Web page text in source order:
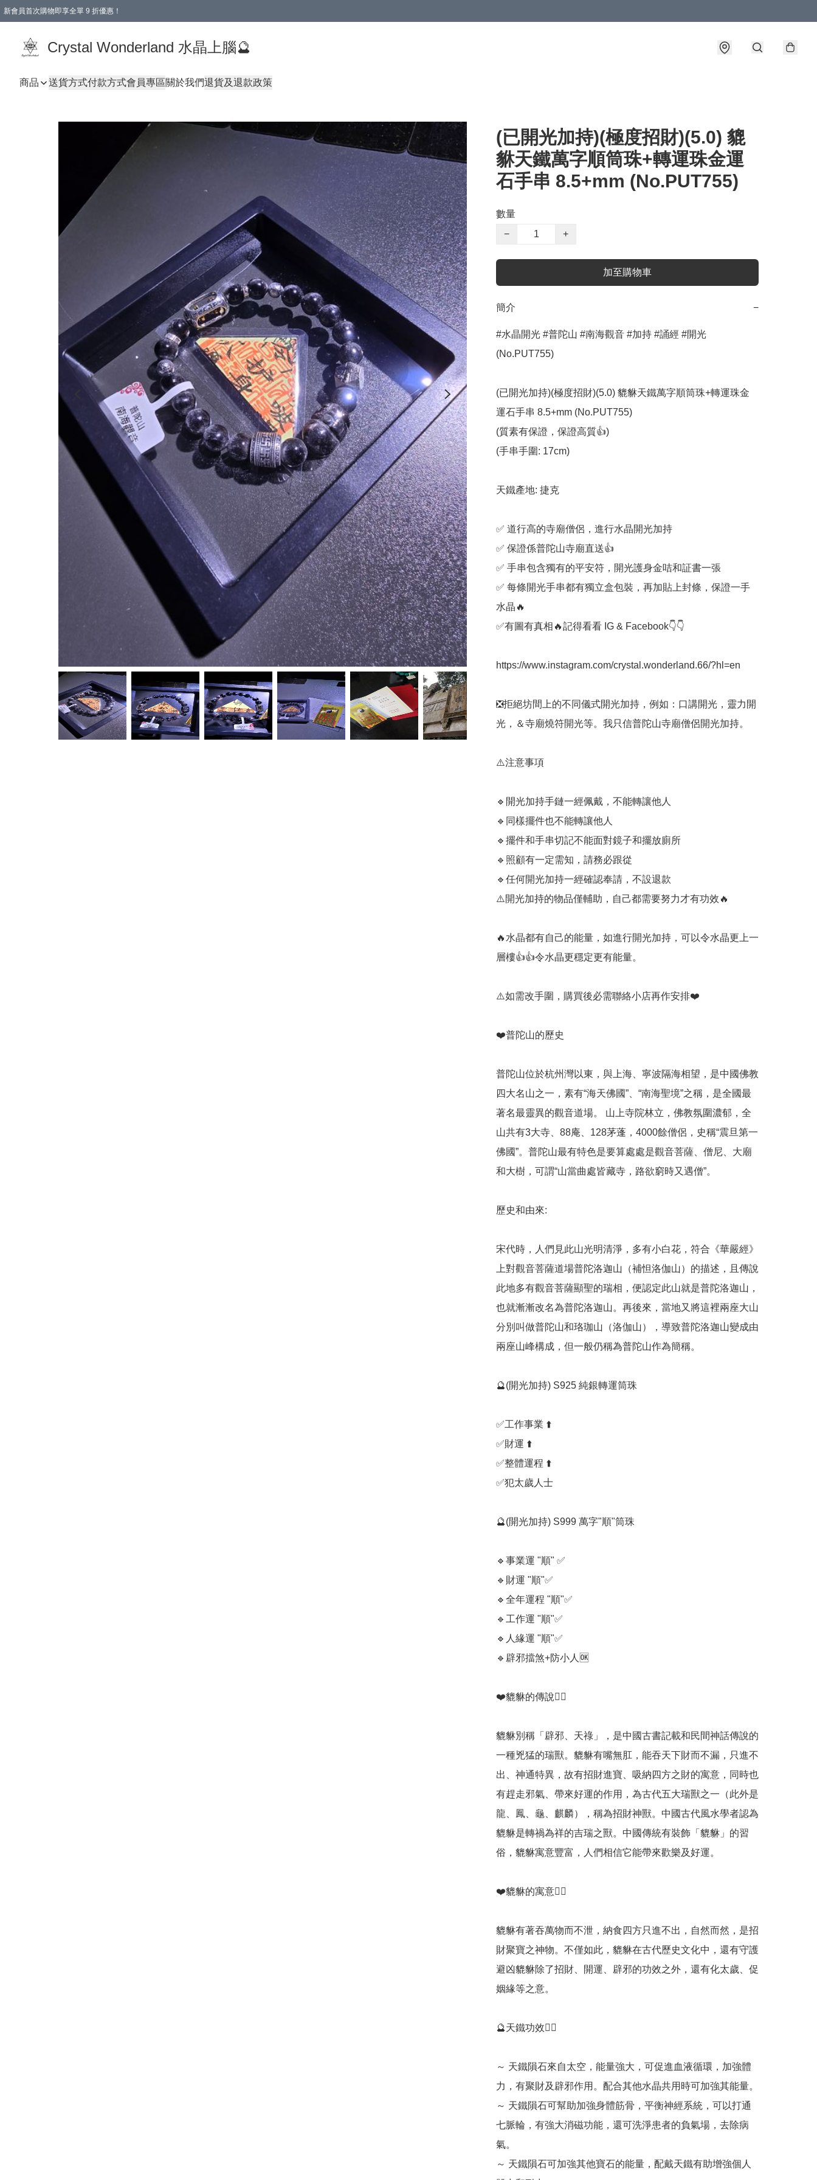
新會員首次購物即享全單 9 折優惠！
Crystal Wonderland 水晶上腦🔮
商品 送貨方式付款方式會員專區關於我們退貨及退款政策
(已開光加持)(極度招財)(5.0) 貔
貅天鐵萬字順筒珠+轉運珠金運
石手串 8.5+mm (No.PUT755)
數量
−
+
加至購物車
簡介 −
#水晶開光 #普陀山 #南海觀音 #加持 #誦經 #開光
(No.PUT755)
(已開光加持)(極度招財)(5.0) 貔貅天鐵萬字順筒珠+轉運珠金
運石手串 8.5+mm (No.PUT755)
(質素有保證，保證高質👍)
(手串手圍: 17cm)
天鐵產地: 捷克
✅️ 道行高的寺廟僧侶，進行水晶開光加持
✅️ 保證係普陀山寺廟直送👍
✅️ 手串包含獨有的平安符，開光護身金咭和証書一張
✅️ 每條開光手串都有獨立盒包裝，再加貼上封條，保證一手
水晶🔥
✅️有圖有真相🔥記得看看 IG & Facebook👇👇
https://www.instagram.com/crystal.wonderland.66/?hl=en
❎️拒絕坊間上的不同儀式開光加持，例如：口講開光，靈力開
光，＆寺廟燒符開光等。我只信普陀山寺廟僧侶開光加持。
⚠️注意事項
🔹️開光加持手鏈一經佩戴，不能轉讓他人
🔹️同樣擺件也不能轉讓他人
🔹️擺件和手串切記不能面對鏡子和擺放廁所
🔹️照顧有一定需知，請務必跟從
🔹️任何開光加持一經確認奉請，不設退款
⚠️開光加持的物品僅輔助，自己都需要努力才有功效🔥
🔥水晶都有自己的能量，如進行開光加持，可以令水晶更上一
層樓👍👍令水晶更穩定更有能量。
⚠️如需改手圍，購買後必需聯絡小店再作安排❤️
❤️普陀山的歷史
普陀山位於杭州灣以東，與上海、寧波隔海相望，是中國佛教
四大名山之一，素有“海天佛國”、“南海聖境”之稱，是全國最
著名最靈異的觀音道場。 山上寺院林立，佛教氛圍濃郁，全
山共有3大寺、88庵、128茅蓬，4000餘僧侶，史稱“震旦第一
佛國”。普陀山最有特色是要算處處是觀音菩薩、僧尼、大廟
和大樹，可謂“山當曲處皆藏寺，路欲窮時又遇僧”。
歷史和由來:
宋代時，人們見此山光明清淨，多有小白花，符合《華嚴經》
上對觀音菩薩道場普陀洛迦山（補怛洛伽山）的描述，且傳說
此地多有觀音菩薩顯聖的瑞相，便認定此山就是普陀洛迦山，
也就漸漸改名為普陀洛迦山。再後來，當地又將這裡兩座大山
分別叫做普陀山和珞珈山（洛伽山），導致普陀洛迦山變成由
兩座山峰構成，但一般仍稱為普陀山作為簡稱。
🔮(開光加持) S925 純銀轉運筒珠
✅️工作事業 ⬆️
✅️財運 ⬆️
✅️整體運程 ⬆️
✅️犯太歲人士
🔮(開光加持) S999 萬字"順"筒珠
🔹️事業運 "順" ✅️
🔹️財運 "順"✅️
🔹️全年運程 "順"✅️
🔹️工作運 "順"✅️
🔹️人緣運 "順"✅️
🔹️辟邪擋煞+防小人🆗️
❤️貔貅的傳說💁‍♀️
貔貅別稱「辟邪、天祿」，是中國古書記載和民間神話傳說的
一種兇猛的瑞獸。貔貅有嘴無肛，能吞天下財而不漏，只進不
出、神通特異，故有招財進寶、吸納四方之財的寓意，同時也
有趕走邪氣、帶來好運的作用，為古代五大瑞獸之一（此外是
龍、鳳、龜、麒麟），稱為招財神獸。中國古代風水學者認為
貔貅是轉禍為祥的吉瑞之獸。中國傳統有裝飾「貔貅」的習
俗，貔貅寓意豐富，人們相信它能帶來歡樂及好運。
❤️貔貅的寓意💁‍♀️
貔貅有著吞萬物而不泄，納食四方只進不出，自然而然，是招
財聚寶之神物。不僅如此，貔貅在古代歷史文化中，還有守護
避凶貔貅除了招財、開運、辟邪的功效之外，還有化太歲、促
姻緣等之意。
🔮天鐵功效💁‍♀️
～ 天鐵隕石來自太空，能量強大，可促進血液循環，加強體
力，有聚財及辟邪作用。配合其他水晶共用時可加強其能量。
～ 天鐵隕石可幫助加強身體筋骨，平衡神經系統，可以打通
七脈輪，有強大消磁功能，還可洗淨患者的負氣場，去除病
氣。
～ 天鐵隕石可加強其他寶石的能量，配戴天鐵有助增強個人